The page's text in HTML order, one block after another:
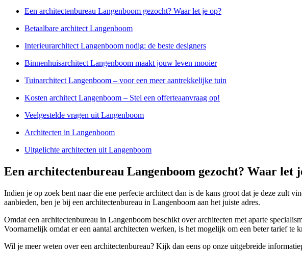
Een architectenbureau Langenboom gezocht? Waar let je op?
Betaalbare architect Langenboom
Interieurarchitect Langenboom nodig: de beste designers
Binnenhuisarchitect Langenboom maakt jouw leven mooier
Tuinarchitect Langenboom – voor een meer aantrekkelijke tuin
Kosten architect Langenboom – Stel een offerteaanvraag op!
Veelgestelde vragen uit Langenboom
Architecten in Langenboom
Uitgelichte architecten uit Langenboom
Een architectenbureau Langenboom gezocht? Waar let
Indien je op zoek bent naar die ene perfecte architect dan is de kans groot dat je deze zult
aanbieden, ben je bij een architectenbureau in Langenboom aan het juiste adres.
Omdat een architectenbureau in Langenboom beschikt over architecten met aparte
Voornamelijk omdat er een aantal architecten werken, is het mogelijk om een beter tarief te
Wil je meer weten over een architectenbureau? Kijk dan eens op onze uitgebreide